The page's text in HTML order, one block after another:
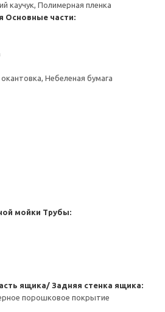
каучук, Полимерная пленка
Основные части:
Небеленая бумага
мойки Трубы:
ящика/ Задняя стенка ящика:
порошковое покрытие